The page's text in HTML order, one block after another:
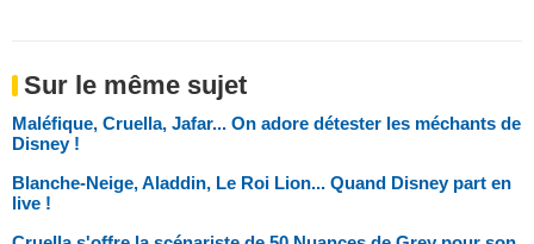
Sur le même sujet
Maléfique, Cruella, Jafar... On adore détester les méchants de
Disney !
Blanche-Neige, Aladdin, Le Roi Lion... Quand Disney part en
live !